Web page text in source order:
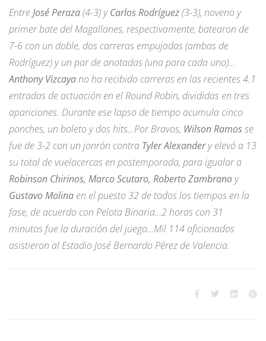
EntreJosé Peraza(4-3) yCarlos Rodríguez(3-3), noveno y
primer bate del Magallanes, respectivamente, batearon de
7-6 con un doble, dos carreras empujadas (ambas de
Rodríguez) y un par de anotadas (una para cada uno)…
Anthony Vizcayano ha recibido carreras en las recientes 4.1
entradas de actuación en el Round Robin, divididas en tres
apariciones. Durante ese lapso de tiempo acumula cinco
ponches, un boleto y dos hits…Por Bravos, Wilson Ramosse
fue de 3-2 con un jonrón contra Tyler Alexandery elevó a 13
su total de vuelacercas en postemporada, para igualar a
Robinson Chirinos, Marco Scutaro, Roberto Zambrano y
Gustavo Molina en el puesto 32 de todos los tiempos en la
fase, de acuerdo con Pelota Binaria…2 horas con 31
minutos fue la duración del juego…Mil 114 aficionados
asistieron al Estadio José Bernardo Pérez de Valencia.